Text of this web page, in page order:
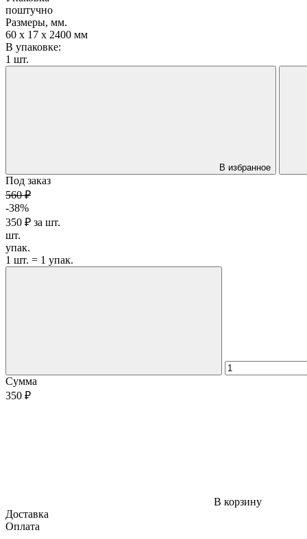
поштучно
Размеры, мм.
60 х 17 х 2400 мм
В упаковке:
1 шт.
В избранное
Под заказ
560 ₽
-38%
350 ₽ за шт.
шт.
упак.
1 шт. = 1 упак.
Сумма
350 ₽
В корзину
Доставка
Оплата